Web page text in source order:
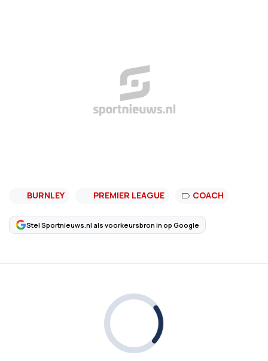
BURNLEY PREMIER LEAGUE COACH
Stel Sportnieuws.nl als voorkeursbron in op Google